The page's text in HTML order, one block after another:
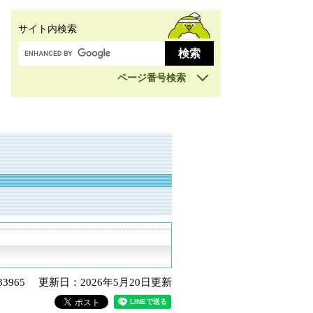
サイト内検索
ページ番号検索
更新日：2026年5月20日更新